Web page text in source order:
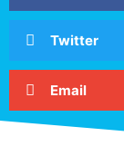
Twitter
Email